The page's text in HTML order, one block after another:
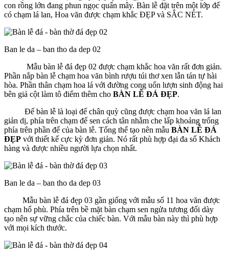
con rồng lớn đang phun ngọc quấn mây. Bàn lễ đặt trên một lớp đế
có chạm lá lan, Hoa văn được chạm khắc ĐẸP và SẮC NÉT.
Ban le da – ban tho da dep 02
Mẫu bàn lễ đá đẹp 02 được chạm khắc hoa văn rất đơn giản.
Phần nắp bàn lễ chạm hoa văn bình rượu túi thơ xen lẫn tán tự hài
hòa. Phần thân chạm hoa lá với đường cong uốn lượn sinh động hai
bên giả cột làm tô điểm thêm cho BÀN LỄ ĐÁ ĐẸP.
Đế bàn lễ là loại đế chân quỳ cũng được chạm hoa văn lá lan
giản dị, phía trên chạm đế sen cách tân nhằm che lấp khoảng trống
phía trên phần đế của bàn lễ. Tổng thể tạo nên mẫu BÀN LỄ ĐÁ
ĐẸP với thiết kế cực kỳ đơn giản. Nó rất phù hợp đại đa số Khách
hàng và được nhiều người lựa chọn nhất.
Ban le da – ban tho da dep 03
Mẫu bàn lễ đá đẹp 03 gần giống với mẫu số 11 hoa văn được
chạm hổ phù. Phía trên bề mặt bàn chạm sen ngửa tương đối dày
tạo nên sự vững chắc của chiếc bàn. Với mẫu bàn này thì phù hợp
với mọi kích thước.